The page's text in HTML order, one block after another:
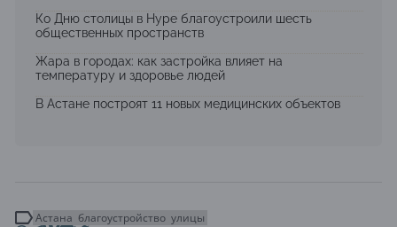
Ко Дню столицы в Нуре благоустроили шесть
общественных пространств
Жара в городах: как застройка влияет на
температуру и здоровье людей
В Астане построят 11 новых медицинских объектов
Астана благоустройство улицы